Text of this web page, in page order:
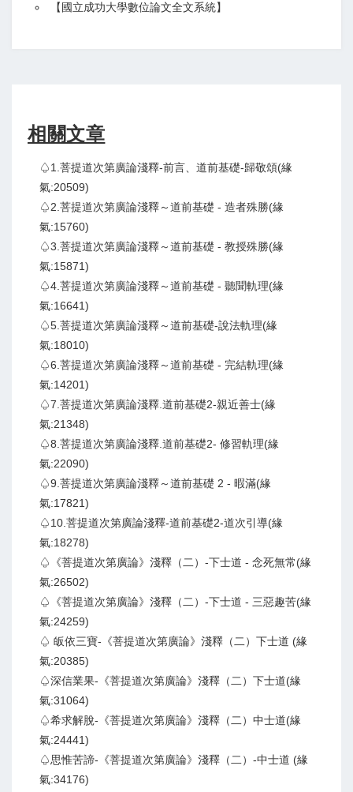
【 國立成功大學數位論文全文系統】
相關文章
♤1.菩提道次第廣論淺釋-前言、道前基礎-歸敬頌(緣
氣:20509)
♤2.菩提道次第廣論淺釋～道前基礎 - 造者殊勝(緣
氣:15760)
♤3.菩提道次第廣論淺釋～道前基礎 - 教授殊勝(緣
氣:15871)
♤4.菩提道次第廣論淺釋～道前基礎 - 聽聞軌理(緣
氣:16641)
♤5.菩提道次第廣論淺釋～道前基礎-說法軌理(緣
氣:18010)
♤6.菩提道次第廣論淺釋～道前基礎 - 完結軌理(緣
氣:14201)
♤7.菩提道次第廣論淺釋.道前基礎2-親近善士(緣
氣:21348)
♤8.菩提道次第廣論淺釋.道前基礎2- 修習軌理(緣
氣:22090)
♤9.菩提道次第廣論淺釋～道前基礎 2 - 暇滿(緣
氣:17821)
♤10.菩提道次第廣論淺釋-道前基礎2-道次引導(緣
氣:18278)
♤《菩提道次第廣論》淺釋（二）-下士道 - 念死無常(緣
氣:26502)
♤《菩提道次第廣論》淺釋（二）-下士道 - 三惡趣苦(緣
氣:24259)
♤ 皈依三寶-《菩提道次第廣論》淺釋（二）下士道 (緣
氣:20385)
♤深信業果-《菩提道次第廣論》淺釋（二）下士道(緣
氣:31064)
♤希求解脫-《菩提道次第廣論》淺釋（二）中士道(緣
氣:24441)
♤思惟苦諦-《菩提道次第廣論》淺釋（二）-中士道 (緣
氣:34176)